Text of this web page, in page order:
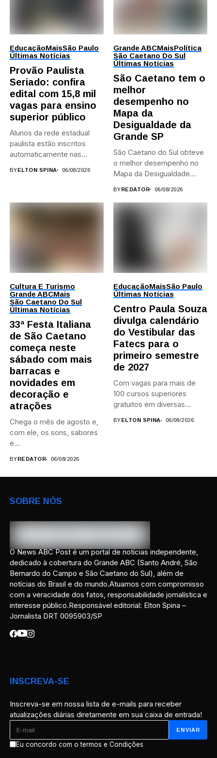
EducaçãoMaisSão Paulo
Últimas Notícias
Provão Paulista
Seriado: confira
edital com 15,8 mil
vagas para ensino
superior público
Alunos da rede estadual
paulista estão inscritos
automaticamente nas
BYELTON SPINA 06/08/2026
Grande ABCMaisPolítica
São Caetano Do Sul
Últimas Notícias
São Caetano tem o
melhor
desempenho no
Mapa da
Desigualdade da
Grande SP
São Caetano do Sul obteve
o melhor desempenho no
Mapa da Desigualdade...
BYREDATOR 06/08/2026
Cultura E Turismo
Grande ABCMais
São Caetano Do Sul
Últimas Notícias
33ª Festa Italiana
de São Caetano
começa neste
sábado com mais
barracas e
novidades em
decoração e
atrações
Chega o mês de agosto e,
com ele, os sons, sabores
e...
BYREDATOR 06/08/2026
EducaçãoMaisSão Paulo
Últimas Notícias
Centro Paula Souza
divulga calendário
do Vestibular das
Fatecs para o
primeiro semestre
de 2027
Com vagas para mais de
100 cursos superiores
gratuitos em diversas
BYELTON SPINA 06/08/2026
SOBRE NÓS
O News ABC Post é um portal de notícias independente,
dedicado à cobertura do Grande ABC (Santo André, São
Bernardo do Campo e São Caetano do Sul), além de
notícias do Brasil e do mundo.Atuamos com compromisso
com a veracidade dos fatos, responsabilidade jornalística e
interesse público.Responsável editorial: Elton Spina –
Jornalista DRT 0095903/SP
INSCREVA-SE
Inscreva-se em nossa lista de e-mails para receber
atualizações diárias diretamente em sua caixa de entrada!
Eu concordo com o termos e Condições